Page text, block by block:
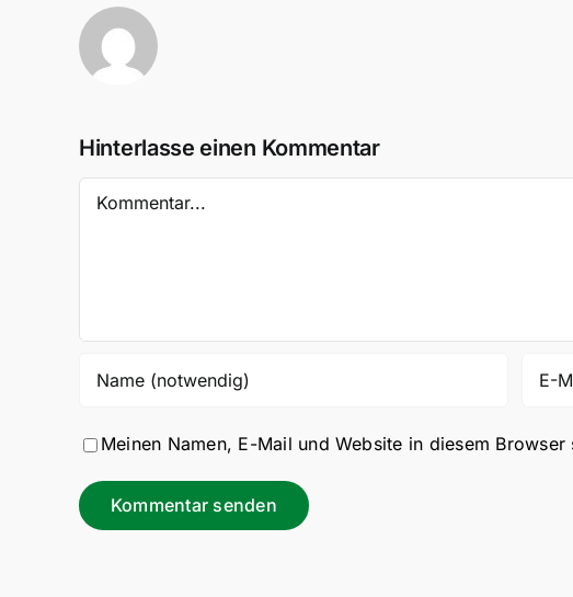
Hinterlasse einen Kommentar
Meinen Namen, E-Mail und Website in diesem